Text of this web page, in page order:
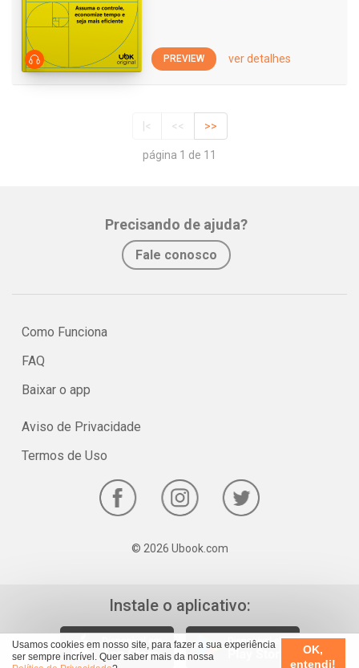
Usamos cookies em nosso site, para fazer a sua experiência
ser sempre incrível. Quer saber mais da nossa
OK,
entendi!
PREVIEW ver detalhes
|< << >>
página 1 de 11
Precisando de ajuda?
Fale conosco
Como Funciona
FAQ
Baixar o app
Aviso de Privacidade
Termos de Uso
© 2026 Ubook.com
Instale o aplicativo: